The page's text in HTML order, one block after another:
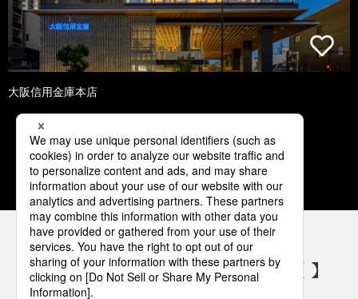
大阪信用金庫本店
1 2 3 4 5
パナソニックの電気設備 SNSアカウント